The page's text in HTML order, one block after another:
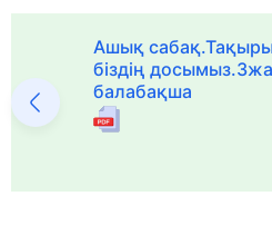
Ашық
біздің
балабақша